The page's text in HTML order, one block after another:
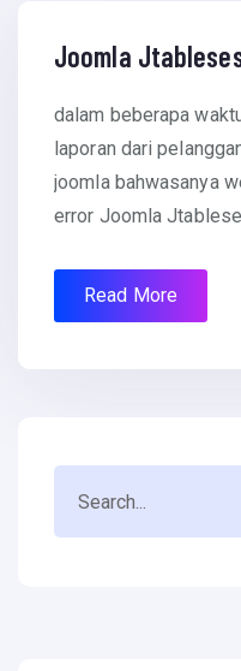
September 12, 2013
Joomla
dalam beberapa
laporan dari
joomla bahwasanya
error Joomla
Read More